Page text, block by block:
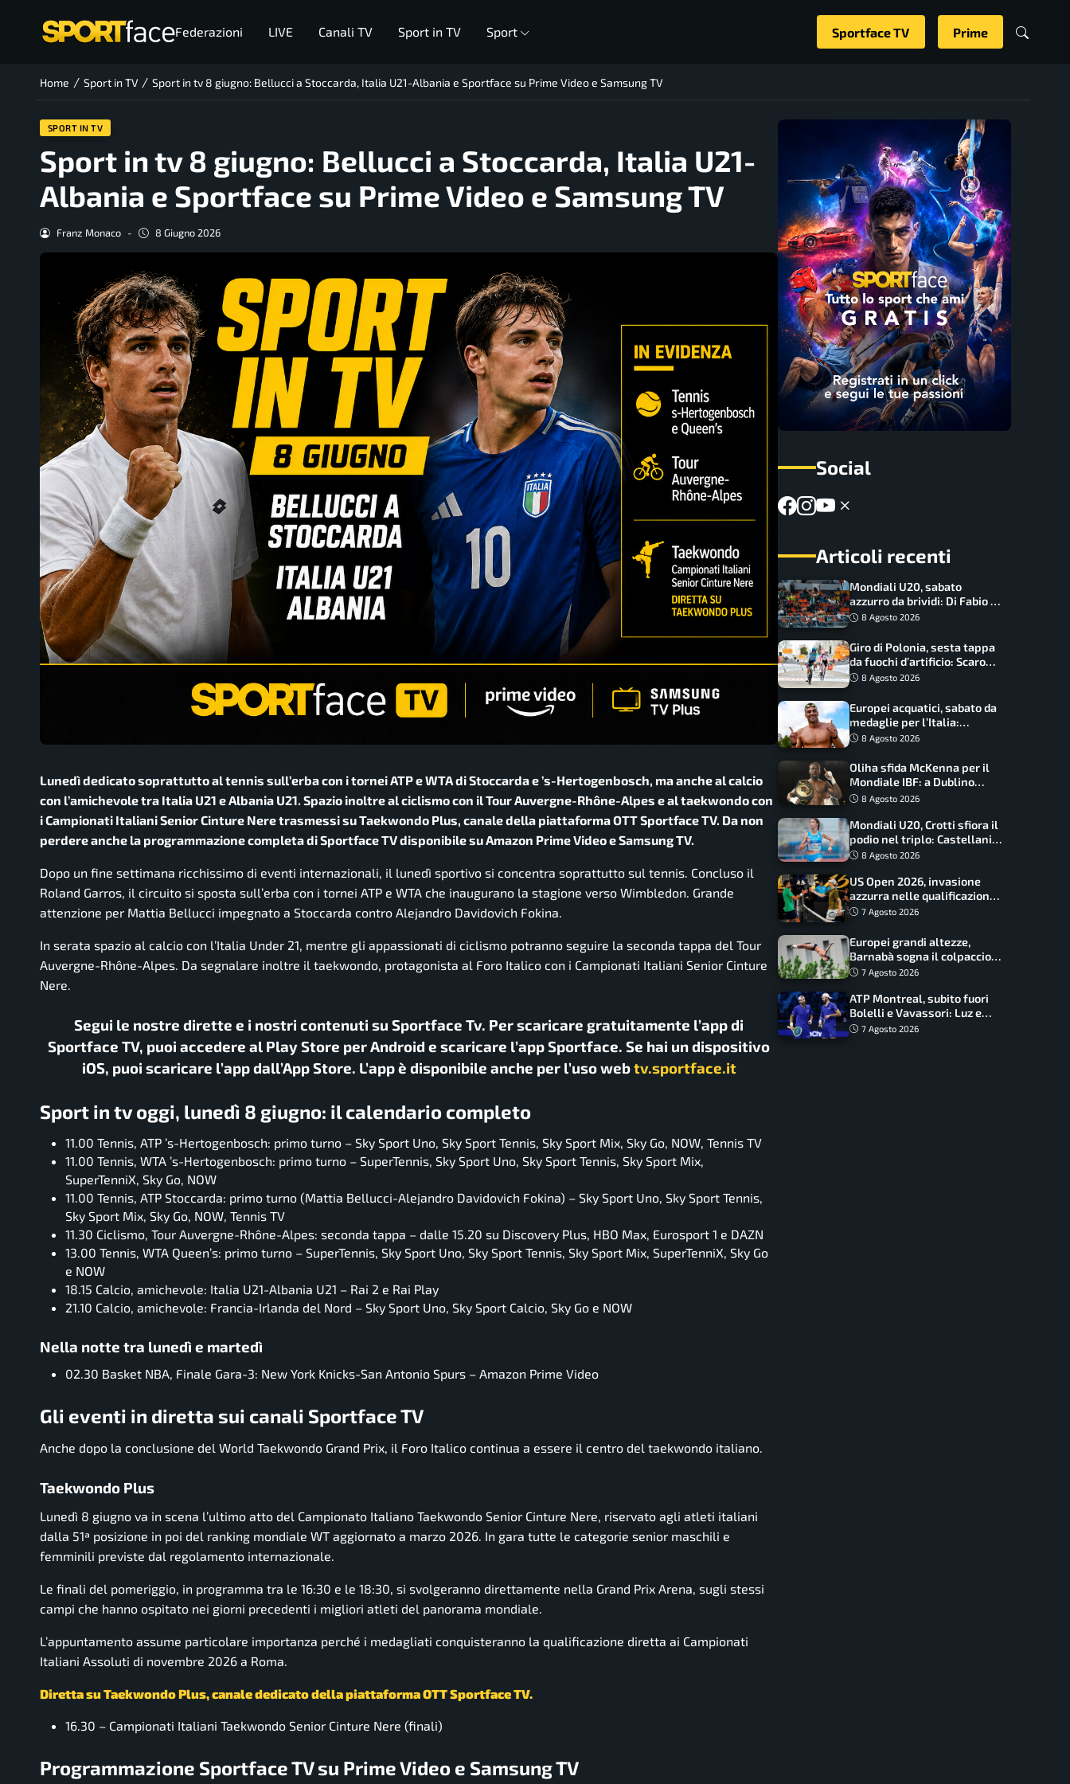
Federazioni LIVE Canali TV Sport in TV Sport Sportface TV Prime
Home / Sport in TV / Sport in tv 8 giugno: Bellucci a Stoccarda, Italia U21-Albania e Sportface su Prime Video e Samsung TV
SPORT IN TV
Sport in tv 8 giugno: Bellucci a Stoccarda, Italia U21-
Albania e Sportface su Prime Video e Samsung TV
Franz Monaco - 8 Giugno 2026
Lunedì dedicato soprattutto al tennis sull’erba con i tornei ATP e WTA di Stoccarda e ’s-Hertogenbosch, ma anche al calcio
con l’amichevole tra Italia U21 e Albania U21. Spazio inoltre al ciclismo con il Tour Auvergne-Rhône-Alpes e al taekwondo con
i Campionati Italiani Senior Cinture Nere trasmessi su Taekwondo Plus, canale della piattaforma OTT Sportface TV. Da non
perdere anche la programmazione completa di Sportface TV disponibile su Amazon Prime Video e Samsung TV.
Dopo un fine settimana ricchissimo di eventi internazionali, il lunedì sportivo si concentra soprattutto sul tennis. Concluso il
Roland Garros, il circuito si sposta sull’erba con i tornei ATP e WTA che inaugurano la stagione verso Wimbledon. Grande
attenzione per Mattia Bellucci impegnato a Stoccarda contro Alejandro Davidovich Fokina.
In serata spazio al calcio con l’Italia Under 21, mentre gli appassionati di ciclismo potranno seguire la seconda tappa del Tour
Auvergne-Rhône-Alpes. Da segnalare inoltre il taekwondo, protagonista al Foro Italico con i Campionati Italiani Senior Cinture
Nere.
Segui le nostre dirette e i nostri contenuti su Sportface Tv. Per scaricare gratuitamente l’app di
Sportface TV, puoi accedere al Play Store per Android e scaricare l’app Sportface. Se hai un dispositivo
iOS, puoi scaricare l’app dall’App Store. L’app è disponibile anche per l’uso webtv.sportface.it
Sport in tv oggi, lunedì 8 giugno: il calendario completo
11.00 Tennis, ATP ’s-Hertogenbosch: primo turno – Sky Sport Uno, Sky Sport Tennis, Sky Sport Mix, Sky Go, NOW, Tennis TV
11.00 Tennis, WTA ’s-Hertogenbosch: primo turno – SuperTennis, Sky Sport Uno, Sky Sport Tennis, Sky Sport Mix,
SuperTenniX, Sky Go, NOW
11.00 Tennis, ATP Stoccarda: primo turno (Mattia Bellucci-Alejandro Davidovich Fokina) – Sky Sport Uno, Sky Sport Tennis,
Sky Sport Mix, Sky Go, NOW, Tennis TV
11.30 Ciclismo, Tour Auvergne-Rhône-Alpes: seconda tappa – dalle 15.20 su Discovery Plus, HBO Max, Eurosport 1 e DAZN
13.00 Tennis, WTA Queen’s: primo turno – SuperTennis, Sky Sport Uno, Sky Sport Tennis, Sky Sport Mix, SuperTenniX, Sky Go
e NOW
18.15 Calcio, amichevole: Italia U21-Albania U21 – Rai 2 e Rai Play
21.10 Calcio, amichevole: Francia-Irlanda del Nord – Sky Sport Uno, Sky Sport Calcio, Sky Go e NOW
Nella notte tra lunedì e martedì
02.30 Basket NBA, Finale Gara-3: New York Knicks-San Antonio Spurs – Amazon Prime Video
Gli eventi in diretta sui canali Sportface TV
Anche dopo la conclusione del World Taekwondo Grand Prix, il Foro Italico continua a essere il centro del taekwondo italiano.
Taekwondo Plus
Lunedì 8 giugno va in scena l’ultimo atto del Campionato Italiano Taekwondo Senior Cinture Nere, riservato agli atleti italiani
dalla 51ª posizione in poi del ranking mondiale WT aggiornato a marzo 2026. In gara tutte le categorie senior maschili e
femminili previste dal regolamento internazionale.
Le finali del pomeriggio, in programma tra le 16:30 e le 18:30, si svolgeranno direttamente nella Grand Prix Arena, sugli stessi
campi che hanno ospitato nei giorni precedenti i migliori atleti del panorama mondiale.
L’appuntamento assume particolare importanza perché i medagliati conquisteranno la qualificazione diretta ai Campionati
Italiani Assoluti di novembre 2026 a Roma.
Diretta su Taekwondo Plus, canale dedicato della piattaforma OTT Sportface TV.
16.30 – Campionati Italiani Taekwondo Senior Cinture Nere (finali)
Programmazione Sportface TV su Prime Video e Samsung TV
Social
Articoli recenti
Mondiali U20, sabato
azzurro da brividi: Di Fabio e
Inzoli sognano le medaglie,
8 Agosto 2026
Giro di Polonia, sesta tappa
da fuochi d’artificio: Scaroni
può attaccare la maglia di
8 Agosto 2026
Europei acquatici, sabato da
medaglie per l’Italia:
Paltrinieri guida la staffetta,
grandi altezze
8 Agosto 2026
Oliha sfida McKenna per il
Mondiale IBF: a Dublino
serve l’impresa nella tana
8 Agosto 2026
Mondiali U20, Crotti sfiora il
podio nel triplo: Castellani
da record, Succo in finale
8 Agosto 2026
US Open 2026, invasione
azzurra nelle qualificazioni:
17 italiani a caccia del main
7 Agosto 2026
Europei grandi altezze,
Barnabà sogna il colpaccio:
è leader a metà gara, Baraldi
7 Agosto 2026
ATP Montreal, subito fuori
Bolelli e Vavassori: Luz e
Matos fermano gli azzurri
7 Agosto 2026